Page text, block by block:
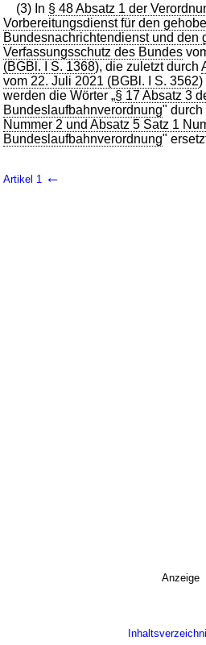
(3) In § 48 Absatz 1 der
Vorbereitungsdienst für den
Bundesnachrichtendienst und den
Verfassungsschutz des Bundes
(BGBl. I S. 1368), die zuletzt durch
vom 22. Juli 2021 (BGBl. I S. 3562)
werden die Wörter „§ 17 Absatz 3
Bundeslaufbahnverordnung" durch
Nummer 2 und Absatz 5 Satz 1
Bundeslaufbahnverordnung"
Artikel 1 ←
Anzeige